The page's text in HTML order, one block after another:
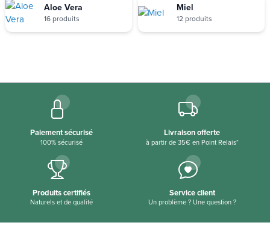
Aloe Vera
16 produits
Miel
12 produits
Paiement sécurisé
100% sécurisé
Livraison offerte
à partir de 35€ en Point Relais*
Produits certifiés
Naturels et de qualité
Service client
Un problème ? Une question ?